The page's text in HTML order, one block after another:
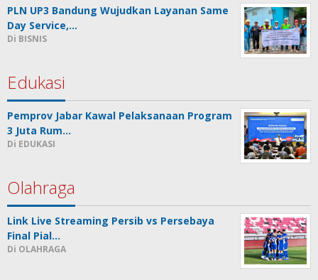
PLN UP3 Bandung Wujudkan Layanan Same
Day Service,…
Di BISNIS
Edukasi
Pemprov Jabar Kawal Pelaksanaan Program
3 Juta Rum…
Di EDUKASI
Olahraga
Link Live Streaming Persib vs Persebaya
Final Pial…
Di OLAHRAGA